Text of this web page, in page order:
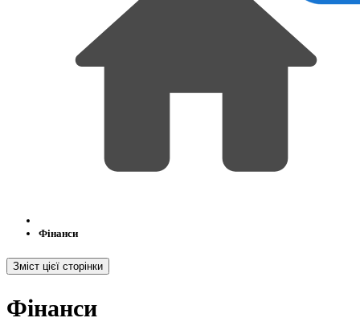
Фінанси
Зміст цієї сторінки
Фінанси